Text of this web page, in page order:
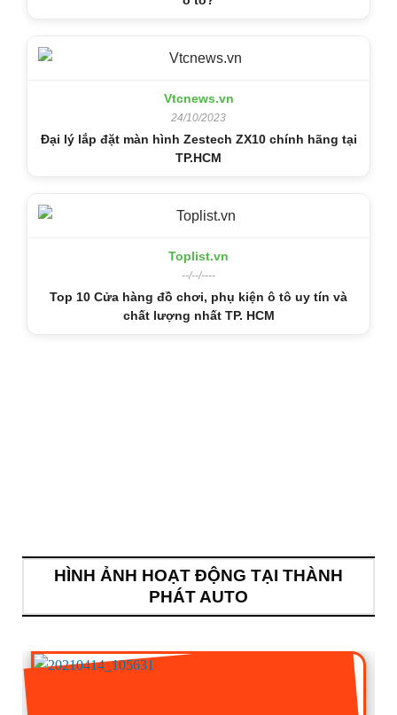
Vtcnews.vn
24/10/2023
Đại lý lắp đặt màn hình Zestech ZX10 chính hãng tại
TP.HCM
Toplist.vn
--/--/----
Top 10 Cửa hàng đồ chơi, phụ kiện ô tô uy tín và
chất lượng nhất TP. HCM
HÌNH ẢNH HOẠT ĐỘNG TẠI THÀNH
PHÁT AUTO